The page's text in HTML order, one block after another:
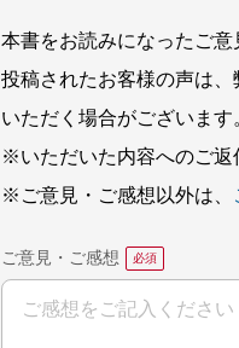
本書をお読みになったご意
投稿されたお客様の声は
いただく場合がございます
※いただいた内容へのご返
※ご意見・ご感想以外は、
ご意見・ご感想